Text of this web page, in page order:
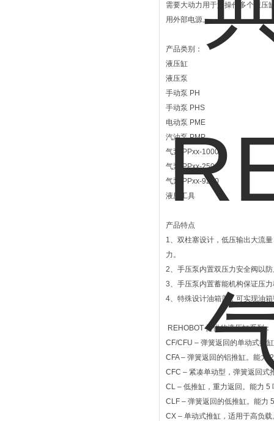
需要大动力用于如操作多个液压
用外部电源。
产品类别：
液压缸
液压泵
手动泵 PH
手动泵 PHS
电动泵 PME
汽油泵 PMP
气泵 PPxx-1000
气泵 PPxx-2500
气泵 PPxx-9200
液压工具
产品特点
1、双柱塞设计，低压输出大流
力。
2、手压泵内置双压力安全阀以
3、手压泵内置蓄能机构保证压
4、特殊设计油箱盖，可实现油
REHOBOT 提供的液压缸系列：
CF/CFU – 弹簧返回的单动式推
CFA – 弹簧返回的铝推缸。能力
CFC – 紧凑单动型，弹簧返回式
CL – 低推缸，重力返回。能力 5
CLF – 弹簧返回的低推缸。能力
CX – 单动式推缸，适用于高负